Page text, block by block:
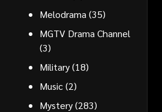
Melodrama (35)
MGTV Drama Channel
(3)
Military(18)
Music(2)
Mystery(283)